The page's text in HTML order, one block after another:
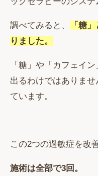
調べてみると、
「糖
りました。
「糖」や「カフェイ
出るわけではありま
ています。
この2つの過敏症を改
施術は全部で3回。